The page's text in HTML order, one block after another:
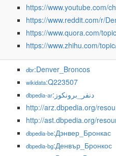
https://www.youtube.com/
https://www.reddit.com/r/
https://www.quora.com/
https://www.zhihu.com/
dbr:Denver_Broncos
wikidata:Q223507
dbpedia-ar :دنفر_برونكوز
http://ast.dbpedia.org/
dbpedia-be:Дэнвер_Бронкас
dbpedia-bg:Денвър_Бронкос